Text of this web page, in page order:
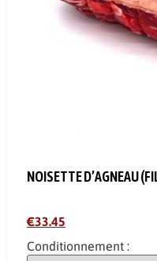
NOISETTE D’AGNEAU
€33.45
Conditionnement :